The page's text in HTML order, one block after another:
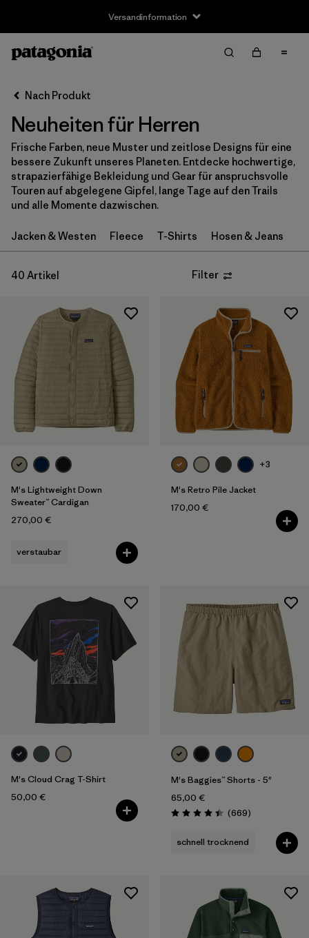
Versandinformation
Filter by
Größe
S (39)
M (39)
XL (38)
XXL (37)
Filter by
Passform
Filter by
Farbe
Filter by
Preis
Nach Produkt
Neuheiten für Herren
Frische Farben, neue Muster und zeitlose Designs für eine
bessere Zukunft unseres Planeten. Entdecke hochwertige,
strapazierfähige Bekleidung und Gear für anspruchsvolle
Touren auf abgelegene Gipfel, lange Tage auf den Trails
und alle Momente dazwischen.
Jacken & Westen Fleece T-Shirts Hosen & Jeans
40 Artikel Filter
M's Lightweight Down
Sweater™ Cardigan
270,00 €
verstaubar
+3
M's Retro Pile Jacket
170,00 €
M's Cloud Crag T-Shirt
50,00 €
M's Baggies™ Shorts - 5"
65,00 €
Bewertung: 4.4 / 5
(669Rezensionen
)
schnell trocknend